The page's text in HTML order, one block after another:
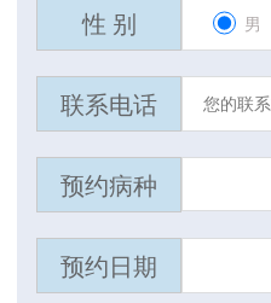
性 别 男
联系电话
预约病种
预约日期